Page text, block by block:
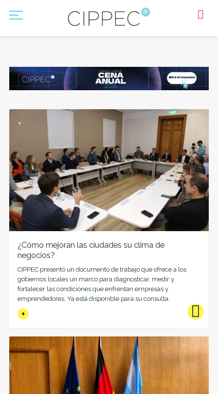
¿Cómo mejoran las ciudades su clima de
negocios?
CIPPEC presentó un documento de trabajo que ofrece a los
gobiernos locales un marco para diagnosticar, medir y
fortalecer las condiciones que enfrentan empresas y
emprendedores. Ya está disponible para su consulta.